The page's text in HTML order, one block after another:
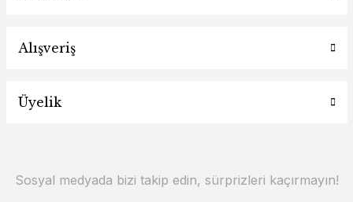
Alışveriş
Üyelik
Sosyal medyada bizi takip edin, sürprizleri kaçırmayın!